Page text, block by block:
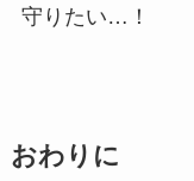
守りたい…！
おわりに